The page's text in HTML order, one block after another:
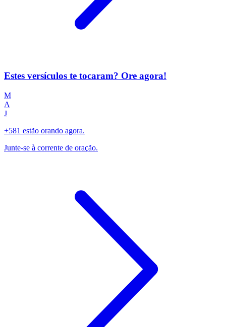
Estes versículos te tocaram? Ore agora!
M
A
J
+581 estão orando agora.
Junte-se à corrente de oração.